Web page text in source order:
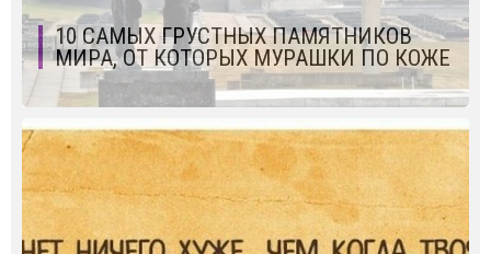
10 САМЫХ ГРУСТНЫХ ПАМЯТНИКОВ
МИРА, ОТ КОТОРЫХ МУРАШКИ ПО КОЖЕ